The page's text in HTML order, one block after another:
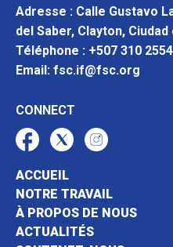
Adresse : Calle Gustavo
del Saber, Clayton, Ciudad
Téléphone : +507 310 2554
Email: fsc.if@fsc.org
CONNECT
ACCUEIL
NOTRE TRAVAIL
À PROPOS DE NOUS
ACTUALITÉS